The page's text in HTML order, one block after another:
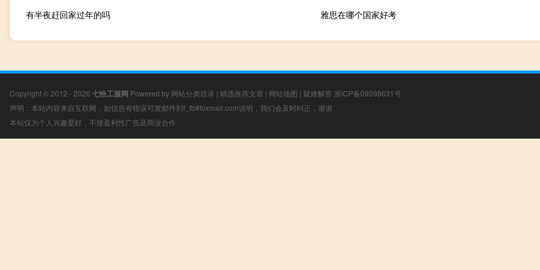
有半夜赶回家过年的吗
雅思在哪个国家好考
Copyright © 2012 - 2026 七恰工服网 Powered by 网站分类目录 | 精选推荐文章 | 网站地图 | 疑难解答 浙ICP备09098631号
声明：本站内容来自互联网，如信息有错误可发邮件到f_fb#foxmail.com说明，我们会及时纠正，谢谢
本站仅为个人兴趣爱好，不接盈利性广告及商业合作